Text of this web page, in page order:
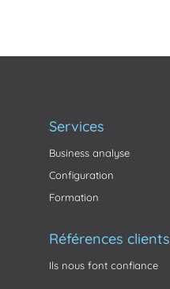
Services
Business analyse
Configuration
Formation
Références clients
Ils nous font confiance